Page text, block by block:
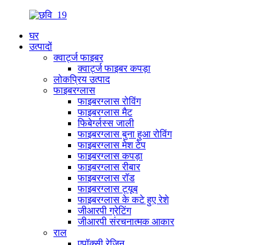
घर
उत्पादों
क्वार्ट्ज फाइबर
क्वार्ट्ज फाइबर कपड़ा
लोकप्रिय उत्पाद
फाइबरग्लास
फाइबरग्लास रोविंग
फाइबरग्लास मैट
फिबेर्ग्लस्स जाली
फाइबरग्लास बुना हुआ रोविंग
फाइबरग्लास मेश टेप
फाइबरग्लास कपड़ा
फाइबरग्लास रीबार
फाइबरग्लास रॉड
फाइबरग्लास ट्यूब
फाइबरग्लास के कटे हुए रेशे
जीआरपी ग्रेटिंग
जीआरपी संरचनात्मक आकार
राल